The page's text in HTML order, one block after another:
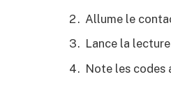
Allume le
Lance la lecture
Note les codes